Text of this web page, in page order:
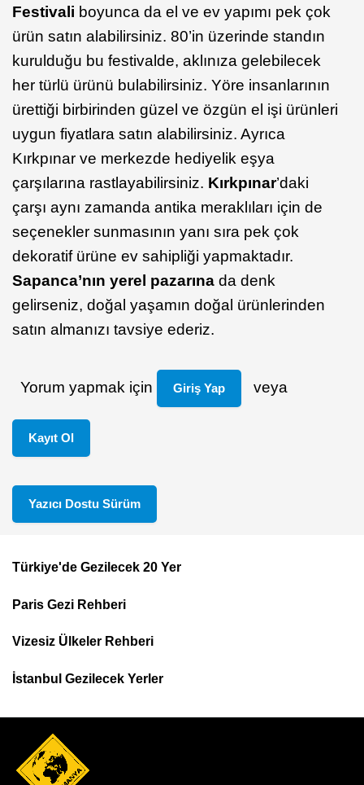
Festivali boyunca da el ve ev yapımı pek çok
ürün satın alabilirsiniz. 80’in üzerinde standın
kurulduğu bu festivalde, aklınıza gelebilecek
her türlü ürünü bulabilirsiniz. Yöre insanlarının
ürettiği birbirinden güzel ve özgün el işi ürünleri
uygun fiyatlara satın alabilirsiniz. Ayrıca
Kırkpınar ve merkezde hediyelik eşya
çarşılarına rastlayabilirsiniz. Kırkpınar’daki
çarşı aynı zamanda antika meraklıları için de
seçenekler sunmasının yanı sıra pek çok
dekoratif ürüne ev sahipliği yapmaktadır.
Sapanca’nın yerel pazarına da denk
gelirseniz, doğal yaşamın doğal ürünlerinden
satın almanızı tavsiye ederiz.
Yorum yapmak için Giriş Yap veya
Kayıt Ol
Yazıcı Dostu Sürüm
Top
Menu
Türkiye'de Gezilecek 20 Yer
Paris Gezi Rehberi
Vizesiz Ülkeler Rehberi
İstanbul Gezilecek Yerler